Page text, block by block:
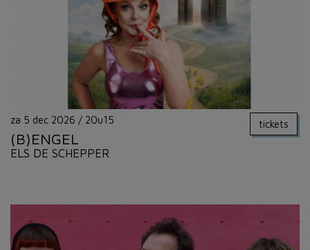
za 5 dec 2026 / 20u15 tickets
(B)ENGEL
ELS DE SCHEPPER